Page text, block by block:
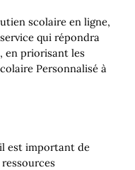
scolaire en ligne,
qui répondra
en priorisant les
Personnalisé à
est important de